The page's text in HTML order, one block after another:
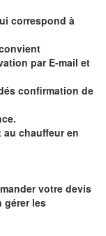
correspond à
par E-mail et
confirmation de
chauffeur en
votre devis
gérer les